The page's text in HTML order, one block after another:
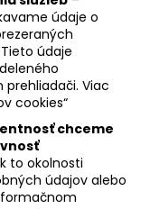
údaje o
údaje
Viac
cookies“
chceme
to okolnosti
údajov alebo